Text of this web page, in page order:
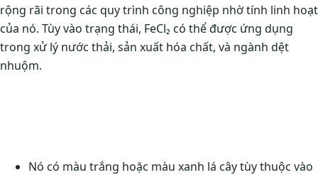
rộng rãi trong các quy trình công nghiệp nhờ tính linh hoạt
của nó. Tùy vào trạng thái, FeCl₂ có thể được ứng dụng
trong xử lý nước thải, sản xuất hóa chất, và ngành dệt
nhuộm.
Nó có màu trắng hoặc màu xanh lá cây tùy thuộc vào